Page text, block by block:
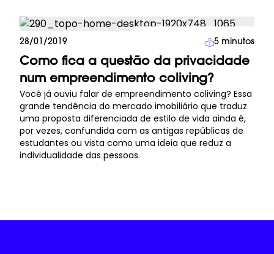
Investimento Imobiliário
28/01/2019 5 minutos
Como fica a questão da privacidade
num empreendimento coliving?
Você já ouviu falar de empreendimento coliving? Essa
grande tendência do mercado imobiliário que traduz
uma proposta diferenciada de estilo de vida ainda é,
por vezes, confundida com as antigas repúblicas de
estudantes ou vista como uma ideia que reduz a
individualidade das pessoas.